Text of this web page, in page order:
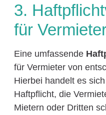
3.
für
Eine umfassende
für Vermieter von
Hierbei handelt es
Haftpflicht, die
Mietern oder Dritten